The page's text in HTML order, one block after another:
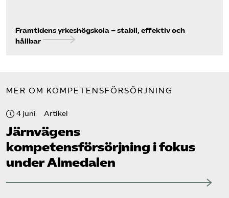
Framtidens yrkeshögskola – stabil, effektiv och
hållbar
MER OM KOMPETENSFÖRSÖRJNING
4 juni Artikel
Järnvägens
kompetensförsörjning i fokus
under Almedalen